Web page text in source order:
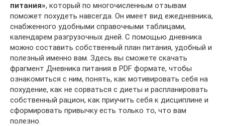
питания», который по многочисленным отзывам
поможет похудеть навсегда. Он имеет вид ежедневника,
снабженного удобными справочными таблицами,
календарем разгрузочных дней. С помощью дневника
можно составить собственный план питания, удобный и
полезный именно вам. Здесь вы сможете скачать
фрагмент Дневника питания в PDF формате, чтобы
ознакомиться с ним, понять, как мотивировать себя на
похудение, как не сорваться с диеты и распланировать
собственный рацион, как приучить себя к дисциплине и
сформировать привычку есть только то, что вам
полезно.